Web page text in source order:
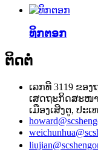
ທິກຕອກ
ຕິດຕໍ່
ເລກທີ 3119 ຂ
ເສດຖະກິດສະໜ
ເມືອງເສີງຕູ, ປະເ